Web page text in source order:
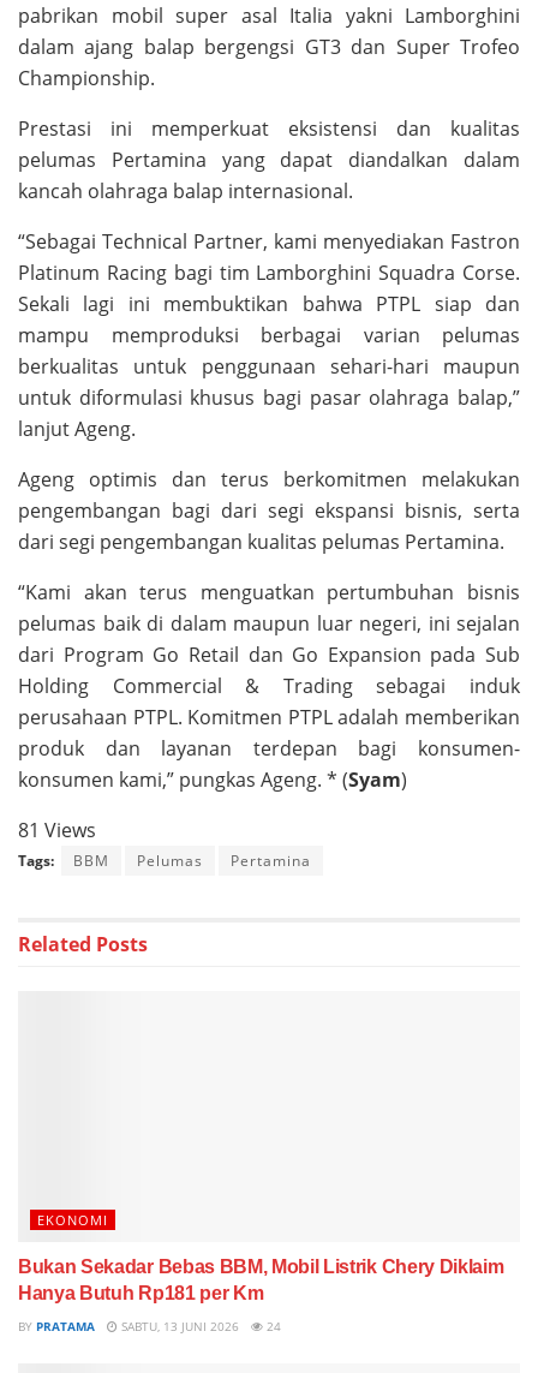
pabrikan mobil super asal Italia yakni Lamborghini
dalam ajang balap bergengsi GT3 dan Super Trofeo
Championship.
Prestasi ini memperkuat eksistensi dan kualitas
pelumas Pertamina yang dapat diandalkan dalam
kancah olahraga balap internasional.
“Sebagai Technical Partner, kami menyediakan Fastron
Platinum Racing bagi tim Lamborghini Squadra Corse.
Sekali lagi ini membuktikan bahwa PTPL siap dan
mampu memproduksi berbagai varian pelumas
berkualitas untuk penggunaan sehari-hari maupun
untuk diformulasi khusus bagi pasar olahraga balap,”
lanjut Ageng.
Ageng optimis dan terus berkomitmen melakukan
pengembangan bagi dari segi ekspansi bisnis, serta
dari segi pengembangan kualitas pelumas Pertamina.
“Kami akan terus menguatkan pertumbuhan bisnis
pelumas baik di dalam maupun luar negeri, ini sejalan
dari Program Go Retail dan Go Expansion pada Sub
Holding Commercial & Trading sebagai induk
perusahaan PTPL. Komitmen PTPL adalah memberikan
produk dan layanan terdepan bagi konsumen-
konsumen kami,” pungkas Ageng. * (Syam)
81 Views
Tags: BBM Pelumas Pertamina
Related Posts
EKONOMI
Bukan Sekadar Bebas BBM, Mobil Listrik Chery Diklaim
Hanya Butuh Rp181 per Km
BY PRATAMA SABTU, 13 JUNI 2026 24